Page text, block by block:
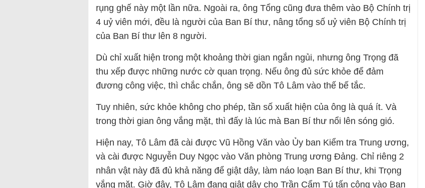
rụng ghế này một lần nữa. Ngoài ra, ông Tổng cũng đưa thêm vào Bộ Chính trị
4 uỷ viên mới, đều là người của Ban Bí thư, nâng tổng số uỷ viên Bộ Chính trị
của Ban Bí thư lên 8 người.
Dù chỉ xuất hiện trong một khoảng thời gian ngắn ngủi, nhưng ông Trọng đã
thu xếp được những nước cờ quan trọng. Nếu ông đủ sức khỏe để đảm
đương công việc, thì chắc chắn, ông sẽ dồn Tô Lâm vào thế bế tắc.
Tuy nhiên, sức khỏe không cho phép, tần số xuất hiện của ông là quá ít. Và
trong thời gian ông vắng mặt, thì đấy là lúc mà Ban Bí thư nổi lên sóng gió.
Hiện nay, Tô Lâm đã cài được Vũ Hồng Văn vào Ủy ban Kiểm tra Trung ương,
và cài được Nguyễn Duy Ngọc vào Văn phòng Trung ương Đảng. Chỉ riêng 2
nhân vật này đã đủ khả năng để giật dây, làm náo loạn Ban Bí thư, khi Trọng
vắng mặt. Giờ đây, Tô Lâm đang giật dây cho Trần Cẩm Tú tấn công vào Ban